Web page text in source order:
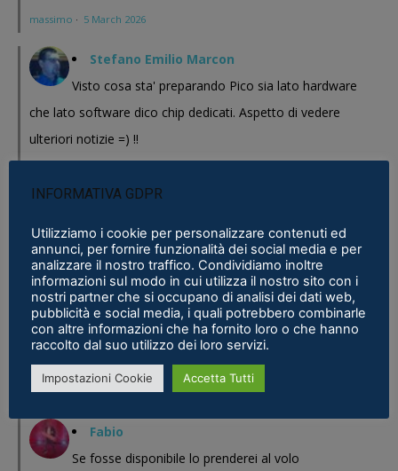
massimo · 5 March 2026
Stefano Emilio Marcon
Visto cosa sta' preparando Pico sia lato hardware
che lato software dico chip dedicati. Aspetto di vedere
ulteriori notizie =) !!
massimo · 5 March 2026
Stefano Emilio Marcon
Vediamo cosa mi realizzeranno in questi anni , Play
for Dream al CES 2026 ha presentato un bel modello chissa'
magari Pico se ne esce con un prodotto a buon prezzo . In
sostanza i prodotti cinesi...
Meta Phoenix: Trovato riferimento all'interno dell'ultimo firmware per
Quest - VR ITALIA·25 February 2026
Fabio
Se fosse disponibile lo prenderei al volo
INFORMATIVA GDPR
Utilizziamo i cookie per personalizzare contenuti ed
annunci, per fornire funzionalità dei social media e per
analizzare il nostro traffico. Condividiamo inoltre
informazioni sul modo in cui utilizza il nostro sito con i
nostri partner che si occupano di analisi dei dati web,
pubblicità e social media, i quali potrebbero combinarle
con altre informazioni che ha fornito loro o che hanno
raccolto dal suo utilizzo dei loro servizi.
Impostazioni Cookie Accetta Tutti